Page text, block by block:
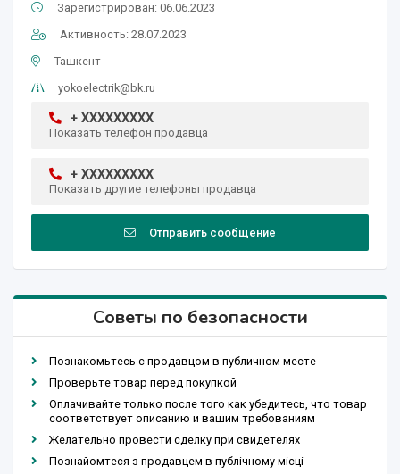
Зарегистрирован: 06.06.2023
Активность: 28.07.2023
Ташкент
yokoelectrik@bk.ru
+ XXXXXXXXX
Показать телефон продавца
+ XXXXXXXXX
Показать другие телефоны продавца
Отправить сообщение
Советы по безопасности
Познакомьтесь с продавцом в публичном месте
Проверьте товар перед покупкой
Оплачивайте только после того как убедитесь, что товар
соответствует описанию и вашим требованиям
Желательно провести сделку при свидетелях
Познайомтеся з продавцем в публічному місці